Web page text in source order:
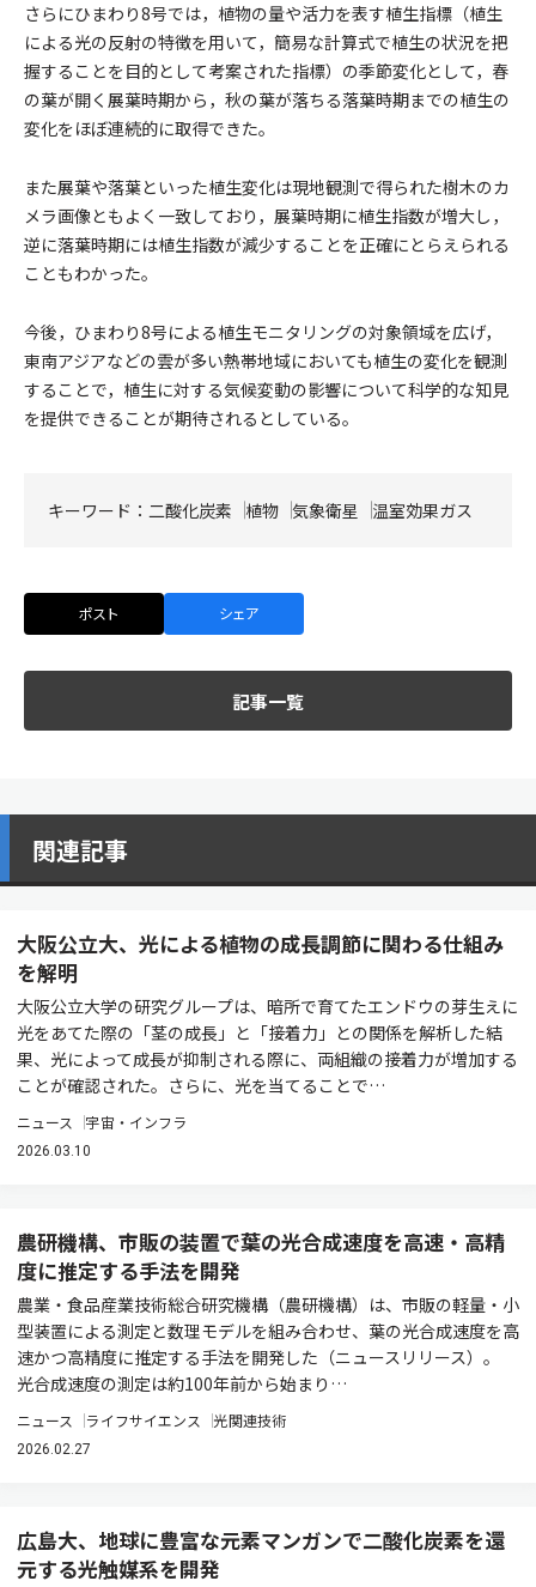
さらにひまわり8号では，植物の量や活力を表す植生指標（植生
による光の反射の特徴を用いて，簡易な計算式で植生の状況を把
握することを目的として考案された指標）の季節変化として，春
の葉が開く展葉時期から，秋の葉が落ちる落葉時期までの植生の
変化をほぼ連続的に取得できた。
また展葉や落葉といった植生変化は現地観測で得られた樹木のカ
メラ画像ともよく一致しており，展葉時期に植生指数が増大し，
逆に落葉時期には植生指数が減少することを正確にとらえられる
こともわかった。
今後，ひまわり8号による植生モニタリングの対象領域を広げ，
東南アジアなどの雲が多い熱帯地域においても植生の変化を観測
することで，植生に対する気候変動の影響について科学的な知見
を提供できることが期待されるとしている。
キーワード： 二酸化炭素 植物 気象衛星 温室効果ガス
ポスト シェア
記事一覧
関連記事
大阪公立大、光による植物の成長調節に関わる仕組み
を解明
大阪公立大学の研究グループは、暗所で育てたエンドウの芽生えに
光をあてた際の「茎の成長」と「接着力」との関係を解析した結
果、光によって成長が抑制される際に、両組織の接着力が増加する
ことが確認された。さらに、光を当てることで…
ニュース 宇宙・インフラ
2026.03.10
農研機構、市販の装置で葉の光合成速度を高速・高精
度に推定する手法を開発
農業・食品産業技術総合研究機構（農研機構）は、市販の軽量・小
型装置による測定と数理モデルを組み合わせ、葉の光合成速度を高
速かつ高精度に推定する手法を開発した（ニュースリリース）。
光合成速度の測定は約100年前から始まり…
ニュース ライフサイエンス 光関連技術
2026.02.27
広島大、地球に豊富な元素マンガンで二酸化炭素を還
元する光触媒系を開発